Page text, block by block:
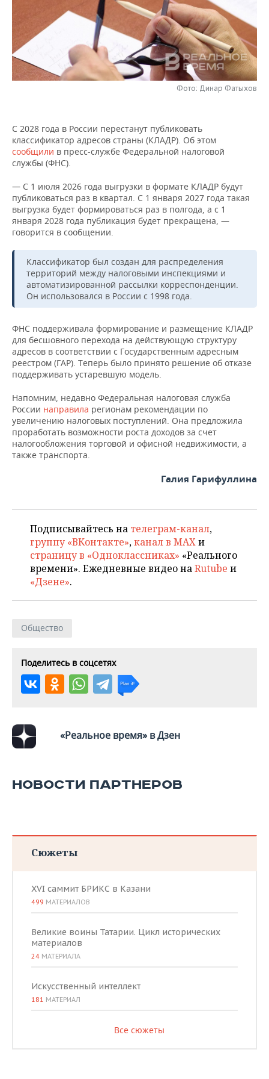
НЕФТЬ
ОПК
РОЗНИЧНАЯ ТОРГОВЛЯ
ТРАНСПОРТ
УСЛУГИ
НОВОСТИ ТЕХНОЛОГИЙ
IT
МЕДИА
МЕРОПРИЯТИЯ
НОВОСТИ МЕРОПРИЯТИЙ
ВЫЕЗДНАЯ РЕДАКЦИЯ
ONLINE-КОНФЕРЕНЦИИ
ОТКРЫТАЯ ЛЕКЦИЯ
СПОРТ
НОВОСТИ СПОРТА
ХОККЕЙ
БАСКЕТБОЛ
ВОЛЕЙБОЛ
КИБЕРСПОРТ
ВОДНЫЕ ВИДЫ СПОРТА
ХОККЕЙ С МЯЧОМ
ОБЩЕСТВО
ВЛАСТЬ
ИНФРАСТРУКТУРА
ИСТОРИЯ
КУЛЬТУРА
ОБРАЗОВАНИЕ
ПРОИСШЕСТВИЯ
СЮЖЕТЫ
СПРАВОЧНИК
СПИСОК ПЕРСОН
СПИСОК КОМПАНИЙ
ПОЛНАЯ ВЕРСИЯ
Фото: Динар Фатыхов
С 2028 года в России перестанут публиковать
классификатор адресов страны (КЛАДР). Об этом
сообщили в пресс-службе Федеральной налоговой
службы (ФНС).
— С 1 июля 2026 года выгрузки в формате КЛАДР будут
публиковаться раз в квартал. С 1 января 2027 года такая
выгрузка будет формироваться раз в полгода, а с 1
января 2028 года публикация будет прекращена, —
говорится в сообщении.
Классификатор был создан для распределения
территорий между налоговыми инспекциями и
автоматизированной рассылки корреспонденции.
Он использовался в России с 1998 года.
ФНС поддерживала формирование и размещение КЛАДР
для бесшовного перехода на действующую структуру
адресов в соответствии с Государственным адресным
реестром (ГАР). Теперь было принято решение об отказе
поддерживать устаревшую модель.
Напомним, недавно Федеральная налоговая служба
России направила регионам рекомендации по
увеличению налоговых поступлений. Она предложила
проработать возможности роста доходов за счет
налогообложения торговой и офисной недвижимости, а
также транспорта.
Галия Гарифуллина
Подписывайтесь на телеграм-канал,
группу «ВКонтакте»,канал в MAXи
страницу в «Одноклассниках» «Реального
времени». Ежедневные видео наRutube и
«Дзене».
Общество
Поделитесь в соцсетях
«Реальное время» в Дзен
НОВОСТИ ПАРТНЕРОВ
Сюжеты
XVI саммит БРИКС в Казани
499 МАТЕРИАЛОВ
Великие воины Татарии. Цикл исторических
материалов
24 МАТЕРИАЛА
Искусственный интеллект
181 МАТЕРИАЛ
Все сюжеты